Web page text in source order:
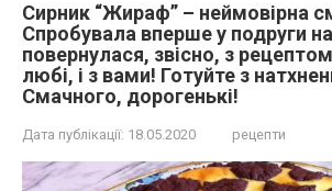
Сирник “Жираф” – неймовірна
Спробувала вперше у подруги на
повернулася, звісно, з
любі, і з вами! Готуйте з
Смачного, дорогенькі!
Дата публікації: 18.05.2020 рецепти